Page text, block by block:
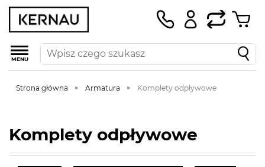
MENU
Strona główna Armatura Komplety odpływowe
Komplety odpływowe